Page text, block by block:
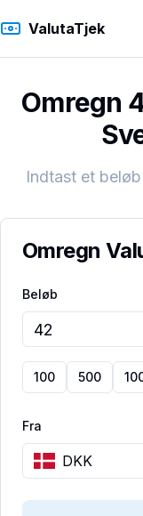
ValutaTjek
Omregn
Indtast et
Omregn
Beløb
100 500
Fra
DKK